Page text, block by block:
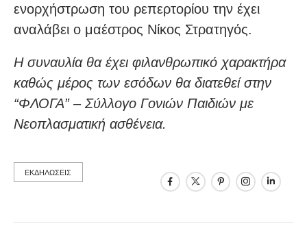
ενορχήστρωση του ρεπερτορίου την έχει
αναλάβει ο μαέστρος Νίκος Στρατηγός.
Η συναυλία θα έχει φιλανθρωπικό χαρακτήρα
καθώς μέρος των εσόδων θα διατεθεί στην
“ΦΛΟΓΑ” – Σύλλογο Γονιών Παιδιών με
Νεοπλασματική ασθένεια.
ΕΚΔΗΛΩΣΕΙΣ